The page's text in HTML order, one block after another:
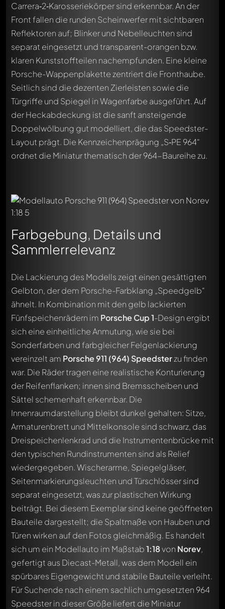
Carrera‑2‑Karosseriekörper sind erkennbar. An der
Front fallen die runden Scheinwerfer mit sichtbaren
Reflektoren auf; Blinker und Nebelleuchten sind
separat eingesetzt und transparent-orangen bzw.
klaren Kunststoffteilen nachempfunden. Eine kleine
Porsche-Wappenplakette zentriert die Fronthaube.
Seitlich sind die dezenten Zierleisten sowie die
Türgriffe und Spiegel in Wagenfarbe ausgeführt. Auf
der Heckabdeckung ist die sanft ansteigende
Doppelwölbung gut modelliert, die das Speedster-
Layout prägt. Die Kennzeichenprägung „S‑PE 964“
ordnet die Miniatur thematisch der 964-Baureihe zu.
Farbgebung, Details und
Sammlerrelevanz
Die Lackierung des Modells zeigt einen gesättigten
Gelbton, der dem Porsche-Farbklang „Speedgelb“
ähnelt. In Kombination mit den gelb lackierten
Fünfspeichenrädern im Porsche Cup 1-Design ergibt
sich eine einheitliche Anmutung, wie sie bei
Sonderfarben und farbgleicher Felgenlackierung
vereinzelt am Porsche 911 (964) Speedsterzu finden
war. Die Räder tragen eine realistische Konturierung
der Reifenflanken; innen sind Bremsscheiben und
Sättel schemenhaft erkennbar. Die
Innenraumdarstellung bleibt dunkel gehalten: Sitze,
Armaturenbrett und Mittelkonsole sind schwarz, das
Dreispeichenlenkrad und die Instrumentenbrücke mit
den typischen Rundinstrumenten sind als Relief
wiedergegeben. Wischerarme, Spiegelgläser,
Seitenmarkierungsleuchten und Türschlösser sind
separat eingesetzt, was zur plastischen Wirkung
beiträgt. Bei diesem Exemplar sind keine geöffneten
Bauteile dargestellt; die Spaltmaße von Hauben und
Türen wirken auf den Fotos gleichmäßig. Es handelt
sich um ein Modellauto im Maßstab1:18von Norev,
gefertigt aus Diecast-Metall, was dem Modell ein
spürbares Eigengewicht und stabile Bauteile verleiht.
Für Suchende nach einem sachlich umgesetzten 964
Speedster in dieser Größe liefert die Miniatur